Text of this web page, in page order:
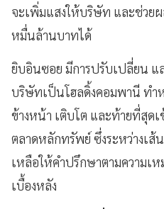
จะเพิ่มแสงให้บริษัท และช่วย
หมื่นล้านบาทได้
ยิบอินซอย มีการปรับเปลี่ยน แล
บริษัทเป็นโฮลดิ้งคอมพานี ท
ข้างหน้า เติบโต และท้ายที่สุด
ตลาดหลักทรัพย์ ซึ่งระหว่างเส้
เหลือให้คำปรึกษาตามความเ
เบื้องหลัง